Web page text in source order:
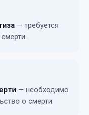
— требуется
— необходимо
о смерти.